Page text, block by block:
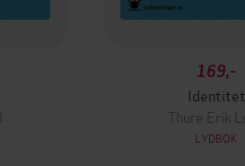
169,-
Identitet
Thure Erik
LYDBOK